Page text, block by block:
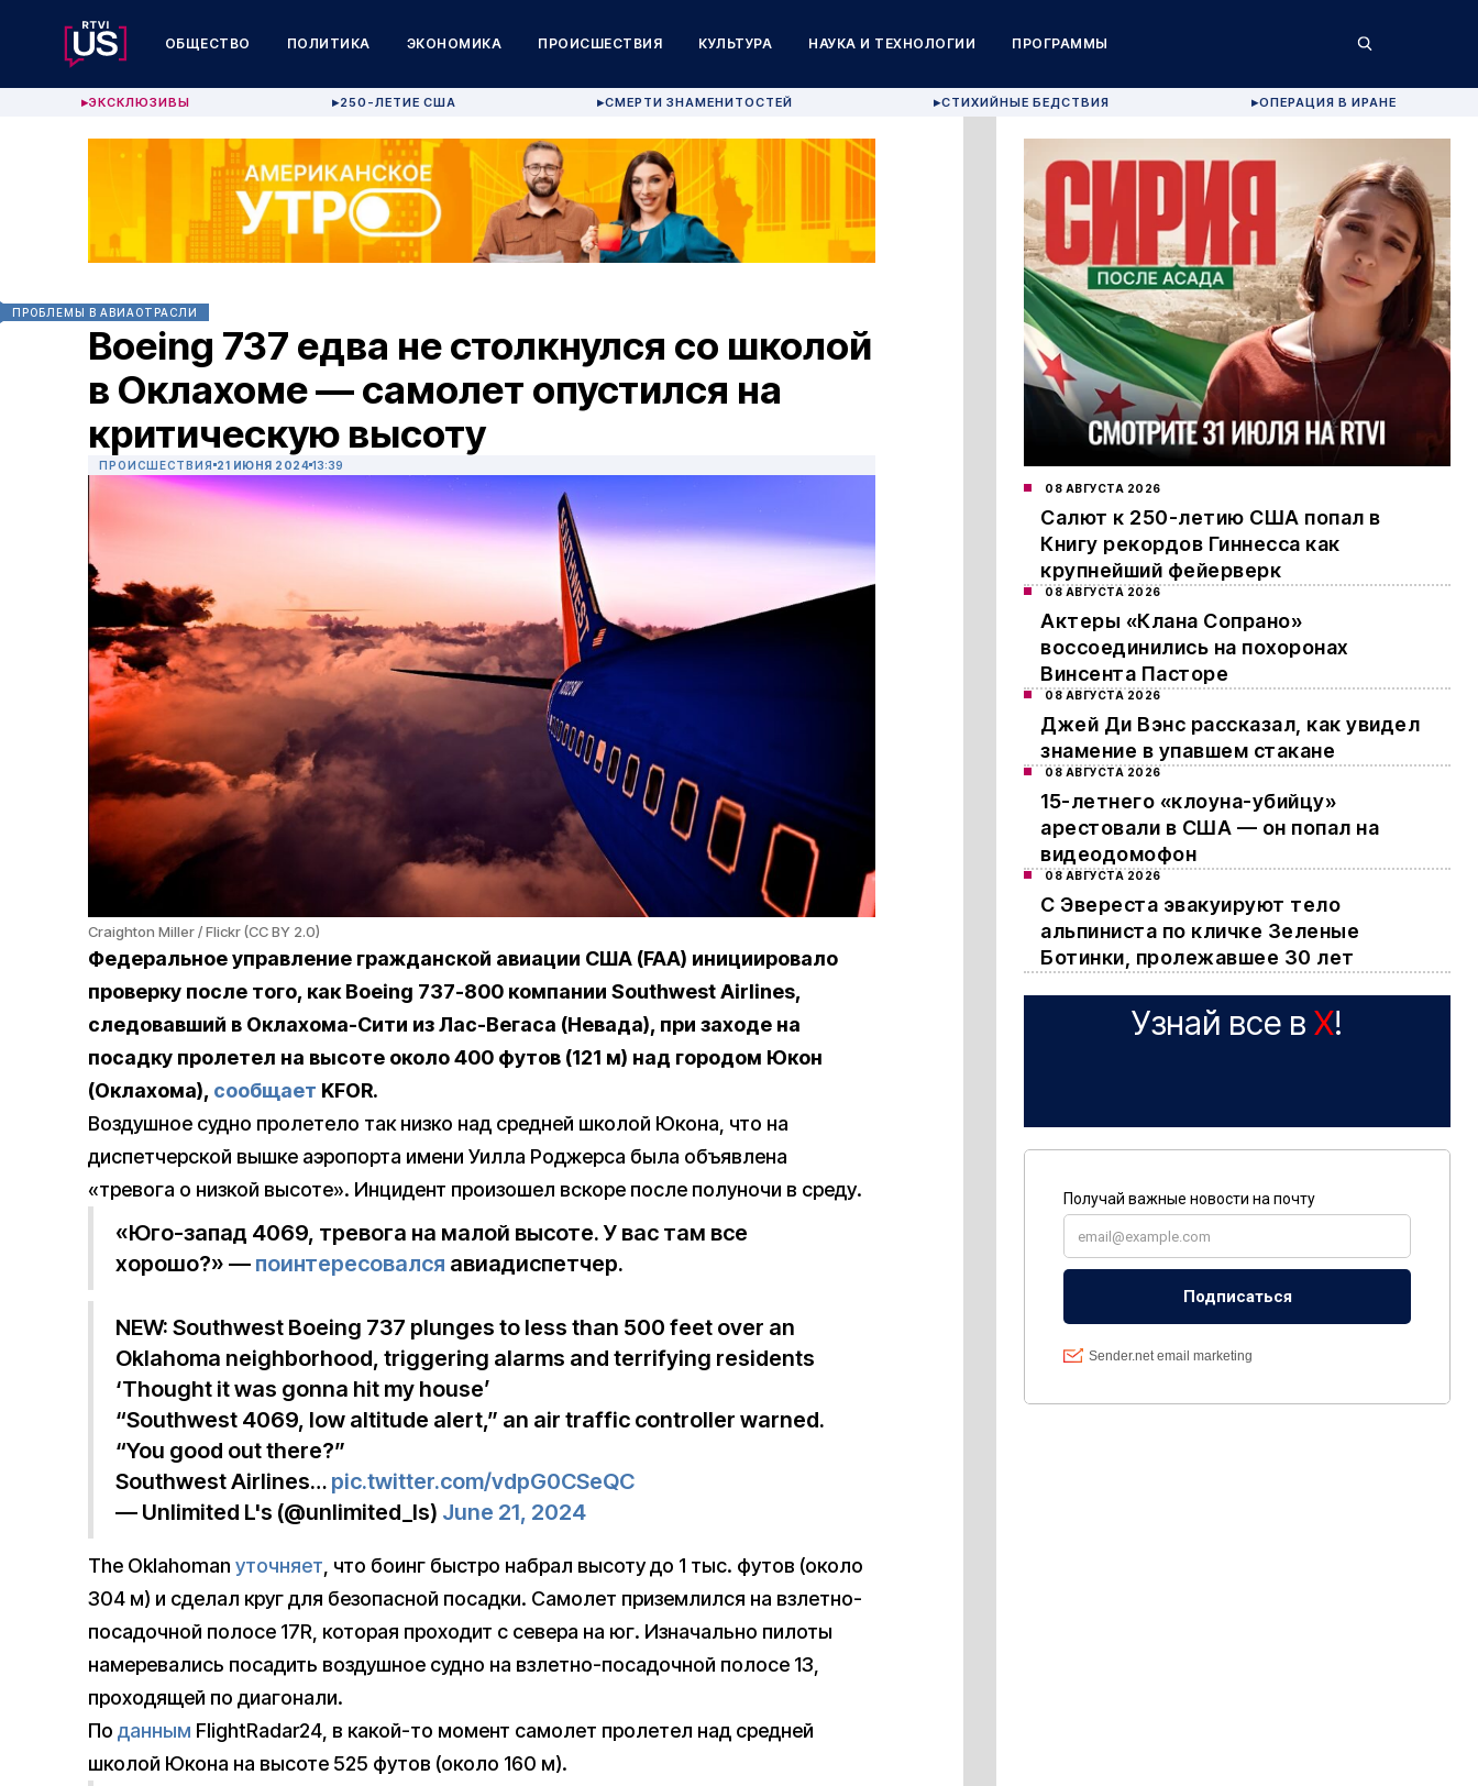
ОБЩЕСТВО ПОЛИТИКА ЭКОНОМИКА ПРОИСШЕСТВИЯ КУЛЬТУРА НАУКА И ТЕХНОЛОГИИ ПРОГРАММЫ
▶ЭКСКЛЮЗИВЫ ▶250-ЛЕТИЕ США ▶СМЕРТИ ЗНАМЕНИТОСТЕЙ ▶СТИХИЙНЫЕ БЕДСТВИЯ ▶ОПЕРАЦИЯ В ИРАНЕ
ПРОБЛЕМЫ В АВИАОТРАСЛИ
Boeing 737 едва не столкнулся со школой
в Оклахоме — самолет опустился на
критическую высоту
ПРОИСШЕСТВИЯ 21 ИЮНЯ 2024 13:39
Craighton Miller / Flickr (CC BY 2.0)
Федеральное управление гражданской авиации США (FAA) инициировало
проверку после того, как Boeing 737-800 компании Southwest Airlines,
следовавший в Оклахома-Сити из Лас-Вегаса (Невада), при заходе на
посадку пролетел на высоте около 400 футов (121 м) над городом Юкон
(Оклахома), сообщает KFOR.
Воздушное судно пролетело так низко над средней школой Юкона, что на
диспетчерской вышке аэропорта имени Уилла Роджерса была объявлена
«тревога о низкой высоте». Инцидент произошел вскоре после полуночи в среду.
«Юго-запад 4069, тревога на малой высоте. У вас там все
хорошо?» — поинтересовался авиадиспетчер.
NEW: Southwest Boeing 737 plunges to less than 500 feet over an
Oklahoma neighborhood, triggering alarms and terrifying residents
‘Thought it was gonna hit my house’
“Southwest 4069, low altitude alert,” an air traffic controller warned.
“You good out there?”
Southwest Airlines… pic.twitter.com/vdpG0CSeQC
— Unlimited L's (@unlimited_ls) June 21, 2024
The Oklahoman уточняет, что боинг быстро набрал высоту до 1 тыс. футов (около
304 м) и сделал круг для безопасной посадки. Самолет приземлился на взлетно-
посадочной полосе 17R, которая проходит с севера на юг. Изначально пилоты
намеревались посадить воздушное судно на взлетно-посадочной полосе 13,
проходящей по диагонали.
По данным FlightRadar24, в какой-то момент самолет пролетел над средней
школой Юкона на высоте 525 футов (около 160 м).
08 АВГУСТА 2026
Салют к 250-летию США попал в
Книгу рекордов Гиннесса как
крупнейший фейерверк
08 АВГУСТА 2026
Актеры «Клана Сопрано»
воссоединились на похоронах
Винсента Пасторе
08 АВГУСТА 2026
Джей Ди Вэнс рассказал, как увидел
знамение в упавшем стакане
08 АВГУСТА 2026
15-летнего «клоуна-убийцу»
арестовали в США — он попал на
видеодомофон
08 АВГУСТА 2026
С Эвереста эвакуируют тело
альпиниста по кличке Зеленые
Ботинки, пролежавшее 30 лет
Узнай все в X!